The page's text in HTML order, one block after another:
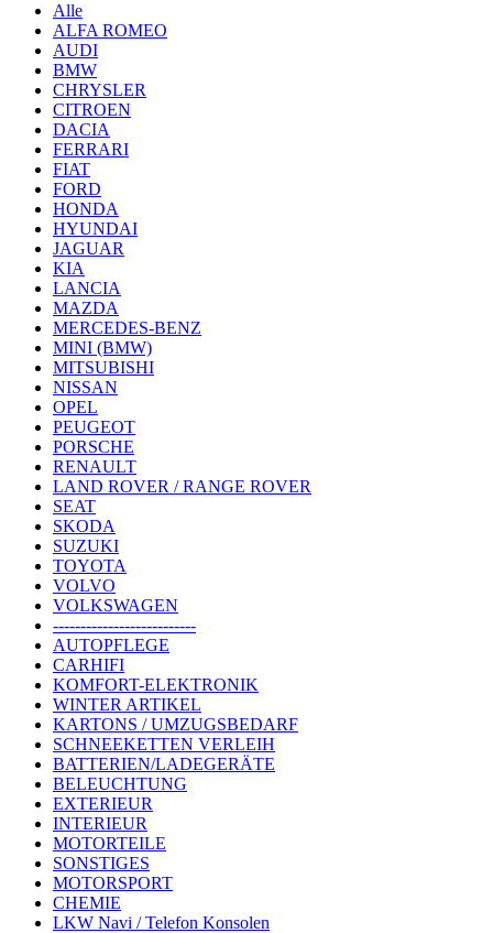
Alle
ALFA ROMEO
AUDI
BMW
CHRYSLER
CITROEN
DACIA
FERRARI
FIAT
FORD
HONDA
HYUNDAI
JAGUAR
KIA
LANCIA
MAZDA
MERCEDES-BENZ
MINI (BMW)
MITSUBISHI
NISSAN
OPEL
PEUGEOT
PORSCHE
RENAULT
LAND ROVER / RANGE ROVER
SEAT
SKODA
SUZUKI
TOYOTA
VOLVO
VOLKSWAGEN
--------------------------
AUTOPFLEGE
CARHIFI
KOMFORT-ELEKTRONIK
WINTER ARTIKEL
KARTONS / UMZUGSBEDARF
SCHNEEKETTEN VERLEIH
BATTERIEN/LADEGERÄTE
BELEUCHTUNG
EXTERIEUR
INTERIEUR
MOTORTEILE
SONSTIGES
MOTORSPORT
CHEMIE
LKW Navi / Telefon Konsolen